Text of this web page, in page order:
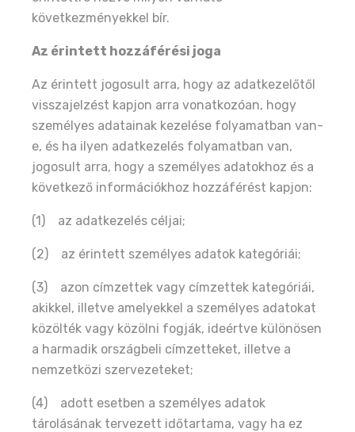
következményekkel bír.
Az érintett hozzáférési joga
Az érintett jogosult arra, hogy az adatkezelőtől
visszajelzést kapjon arra vonatkozóan, hogy
személyes adatainak kezelése folyamatban van-
e, és ha ilyen adatkezelés folyamatban van,
jogosult arra, hogy a személyes adatokhoz és a
következő információkhoz hozzáférést kapjon:
(1) az adatkezelés céljai;
(2) az érintett személyes adatok kategóriái;
(3) azon címzettek vagy címzettek kategóriái,
akikkel, illetve amelyekkel a személyes adatokat
közölték vagy közölni fogják, ideértve különösen
a harmadik országbeli címzetteket, illetve a
nemzetközi szervezeteket;
(4) adott esetben a személyes adatok
tárolásának tervezett időtartama, vagy ha ez